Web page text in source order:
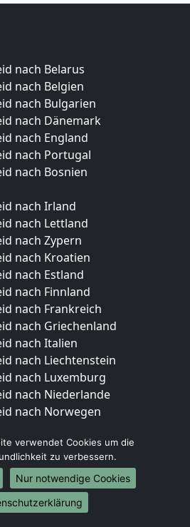
nach Belarus
nach Belgien
nach Bulgarien
nach Dänemark
nach England
nach Portugal
nach Bosnien
nach Irland
nach Lettland
nach Zypern
nach Kroatien
nach Estland
nach Finnland
nach Frankreich
nach Griechenland
nach Italien
nach Liechtenstein
nach Luxemburg
nach Niederlande
nach Norwegen
nach Berlin
nach Hamburg
nach München
nach Köln
verwendet Cookies um die
zu verbessern.
Nur notwendige Cookies